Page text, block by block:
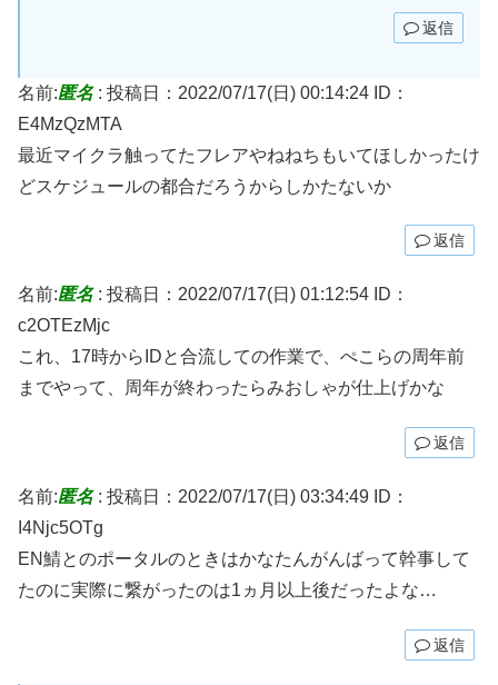
返信
名前:匿名: 投稿日：2022/07/17(日) 00:14:24 ID：
E4MzQzMTA
最近マイクラ触ってたフレアやねねちもいてほしかったけ
どスケジュールの都合だろうからしかたないか
返信
名前:匿名: 投稿日：2022/07/17(日) 01:12:54 ID：
c2OTEzMjc
これ、17時からIDと合流しての作業で、ぺこらの周年前
までやって、周年が終わったらみおしゃが仕上げかな
返信
名前:匿名: 投稿日：2022/07/17(日) 03:34:49 ID：
I4Njc5OTg
EN鯖とのポータルのときはかなたんがんばって幹事して
たのに実際に繋がったのは1ヵ月以上後だったよな…
返信